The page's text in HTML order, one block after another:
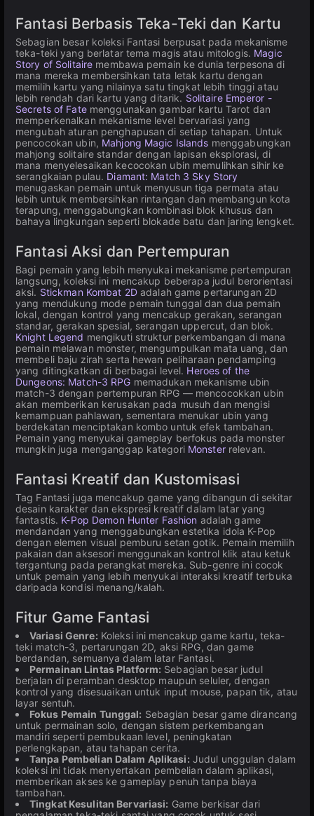
Fantasi Berbasis Teka-Teki dan Kartu
Sebagian besar koleksi Fantasi berpusat pada mekanisme
teka-teki yang berlatar tema magis atau mitologis. Magic
Story of Solitaire membawa pemain ke dunia terpesona di
mana mereka membersihkan tata letak kartu dengan
memilih kartu yang nilainya satu tingkat lebih tinggi atau
lebih rendah dari kartu yang ditarik. Solitaire Emperor -
Secrets of Fatemenggunakan gambar kartu Tarot dan
memperkenalkan mekanisme level bervariasi yang
mengubah aturan penghapusan di setiap tahapan. Untuk
pencocokan ubin, Mahjong Magic Islands menggabungkan
mahjong solitaire standar dengan lapisan eksplorasi, di
mana menyelesaikan kecocokan ubin memulihkan sihir ke
serangkaian pulau. Diamant: Match 3 Sky Story
menugaskan pemain untuk menyusun tiga permata atau
lebih untuk membersihkan rintangan dan membangun kota
terapung, menggabungkan kombinasi blok khusus dan
bahaya lingkungan seperti blokade batu dan jaring lengket.
Fantasi Aksi dan Pertempuran
Bagi pemain yang lebih menyukai mekanisme pertempuran
langsung, koleksi ini mencakup beberapa judul berorientasi
aksi. Stickman Kombat 2Dadalah game pertarungan 2D
yang mendukung mode pemain tunggal dan dua pemain
lokal, dengan kontrol yang mencakup gerakan, serangan
standar, gerakan spesial, serangan uppercut, dan blok.
Knight Legend mengikuti struktur perkembangan di mana
pemain melawan monster, mengumpulkan mata uang, dan
membeli baju zirah serta hewan peliharaan pendamping
yang ditingkatkan di berbagai level. Heroes of the
Dungeons: Match-3 RPG memadukan mekanisme ubin
match-3 dengan pertempuran RPG — mencocokkan ubin
akan memberikan kerusakan pada musuh dan mengisi
kemampuan pahlawan, sementara menukar ubin yang
berdekatan menciptakan kombo untuk efek tambahan.
Pemain yang menyukai gameplay berfokus pada monster
mungkin juga menganggap kategori Monsterrelevan.
Fantasi Kreatif dan Kustomisasi
Tag Fantasi juga mencakup game yang dibangun di sekitar
desain karakter dan ekspresi kreatif dalam latar yang
fantastis. K-Pop Demon Hunter Fashion adalah game
mendandan yang menggabungkan estetika idola K-Pop
dengan elemen visual pemburu setan gotik. Pemain memilih
pakaian dan aksesori menggunakan kontrol klik atau ketuk
tergantung pada perangkat mereka. Sub-genre ini cocok
untuk pemain yang lebih menyukai interaksi kreatif terbuka
daripada kondisi menang/kalah.
Fitur Game Fantasi
Variasi Genre: Koleksi ini mencakup game kartu, teka-
teki match-3, pertarungan 2D, aksi RPG, dan game
berdandan, semuanya dalam latar Fantasi.
Permainan Lintas Platform: Sebagian besar judul
berjalan di peramban desktop maupun seluler, dengan
kontrol yang disesuaikan untuk input mouse, papan tik, atau
layar sentuh.
Fokus Pemain Tunggal: Sebagian besar game dirancang
untuk permainan solo, dengan sistem perkembangan
mandiri seperti pembukaan level, peningkatan
perlengkapan, atau tahapan cerita.
Tanpa Pembelian Dalam Aplikasi: Judul unggulan dalam
koleksi ini tidak menyertakan pembelian dalam aplikasi,
memberikan akses ke gameplay penuh tanpa biaya
tambahan.
Tingkat Kesulitan Bervariasi: Game berkisar dari